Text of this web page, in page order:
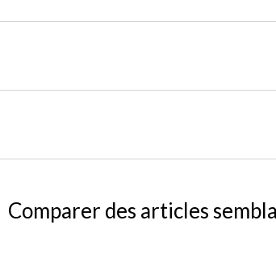
Comparer des articles